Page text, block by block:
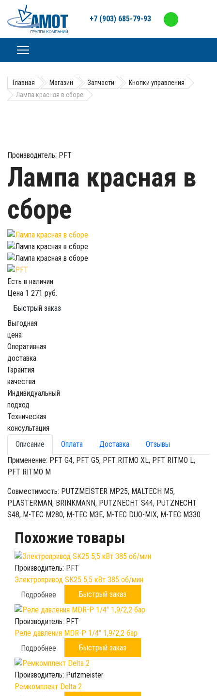
+7 (903) 685-79-93
Главная Магазин Запчасти
Кнопки управления
Лампа красная в сборе
Производитель: PFT
Лампа красная в
сборе
Есть в наличии
Цена 1 271 руб.
Быстрый заказ
Выгодная
цена
Оперативная
доставка
Гарантия
качества
Индивидуальный
подход
Техническая
консультация
Описание
Оплата Доставка
Отзывы
Применение: PFT G4, PFT G5, PFT RITMO XL, PFT RITMO L,
PFT RITMO M
Совместимость: PUTZMEISTER MP25, MALTECH M5,
PLASTERMAN, BRINKMANN, PUTZNECHT S44, PUTZNECHT
S48, M-TEC M280, M-TEC M3E, M-TEC DUO-MIX, M-TEC M330
Похожие товары
Производитель: PFT
Электропривод SK25 5,5 кВт 385 об/мин
Подробнее
Быстрый заказ
Производитель: PFT
Реле давления MDR-P 1/4" 1,9/2,2 бар
Подробнее
Быстрый заказ
Производитель: Putzmeister
Ремкомплект Delta 2